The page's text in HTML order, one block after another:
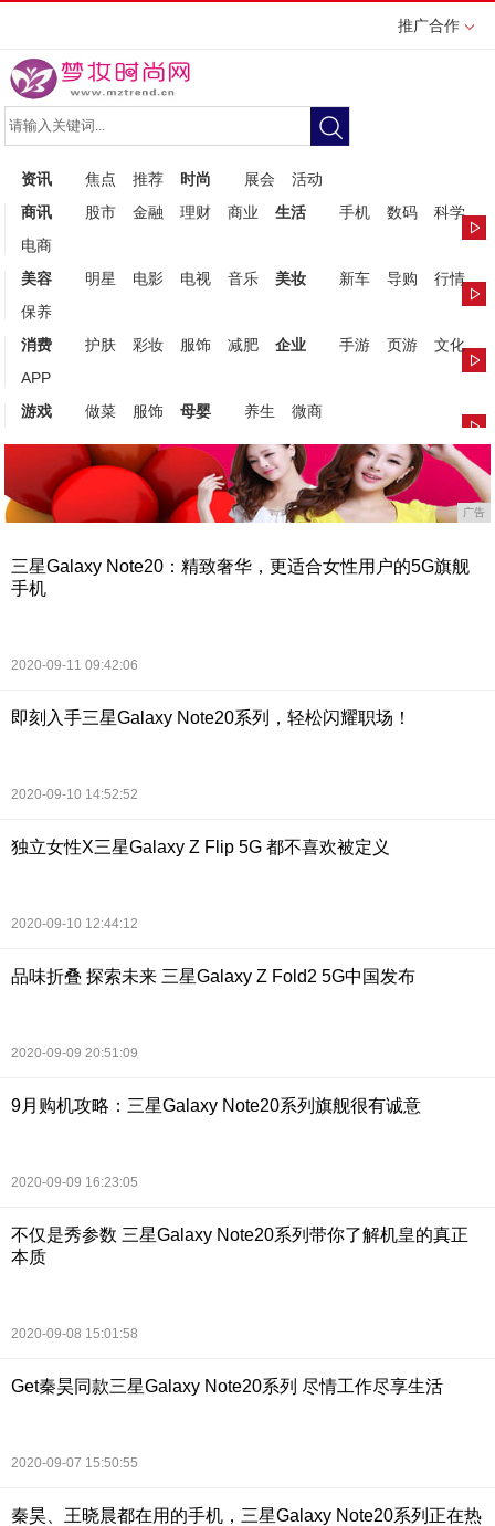
推广合作
资讯 焦点 推荐 时尚 展会
活动
商讯
股市 金融 理财 商业 生活 手机 数码
科学
电商
美容
明星 电影 电视 音乐 美妆 新车 导购
行情
保养
消费
护肤 彩妆 服饰 减肥 企业 手游 页游
文化
APP
游戏
做菜 服饰 母婴 养生 微商
广告
三星Galaxy Note20：精致奢华，更适合女性用户的5G旗舰
手机
2020-09-11 09:42:06
即刻入手三星Galaxy Note20系列，轻松闪耀职场！
2020-09-10 14:52:52
独立女性X三星Galaxy Z Flip 5G 都不喜欢被定义
2020-09-10 12:44:12
品味折叠 探索未来 三星Galaxy Z Fold2 5G中国发布
2020-09-09 20:51:09
9月购机攻略：三星Galaxy Note20系列旗舰很有诚意
2020-09-09 16:23:05
不仅是秀参数 三星Galaxy Note20系列带你了解机皇的真正
本质
2020-09-08 15:01:58
Get秦昊同款三星Galaxy Note20系列 尽情工作尽享生活
2020-09-07 15:50:55
秦昊、王晓晨都在用的手机，三星Galaxy Note20系列正在热